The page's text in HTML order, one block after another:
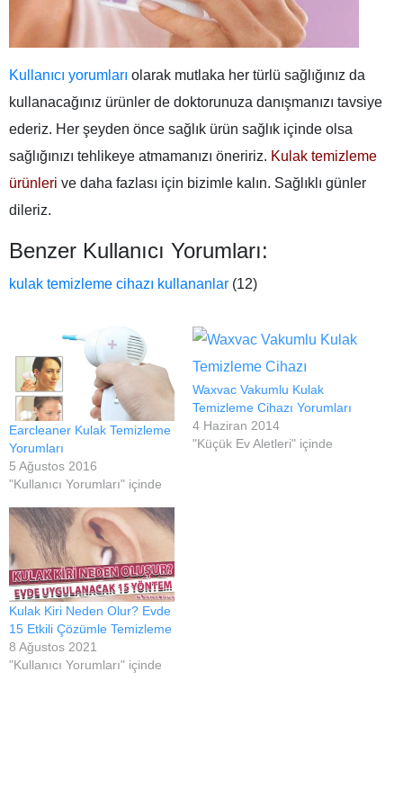
Kullanıcı yorumları olarak mutlaka her türlü sağlığınız da
kullanacağınız ürünler de doktorunuza danışmanızı tavsiye
ederiz. Her şeyden önce sağlık ürün sağlık içinde olsa
sağlığınızı tehlikeye atmamanızı öneririz. Kulak temizleme
ürünleri ve daha fazlası için bizimle kalın. Sağlıklı günler
dileriz.
Benzer Kullanıcı Yorumları:
kulak temizleme cihazı kullananlar (12)
Earcleaner Kulak Temizleme
Yorumları
5 Ağustos 2016
"Kullanıcı Yorumları" içinde
Waxvac Vakumlu Kulak
Temizleme Cihazı Yorumları
4 Haziran 2014
"Küçük Ev Aletleri" içinde
Kulak Kiri Neden Olur? Evde
15 Etkili Çözümle Temizleme
8 Ağustos 2021
"Kullanıcı Yorumları" içinde